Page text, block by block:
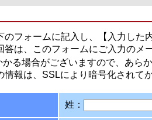
のフォームに記入し、【入力した
答は、このフォームにご入力のメ
る場合がございますので、あら
情報は、SSLにより暗号化されて
姓：